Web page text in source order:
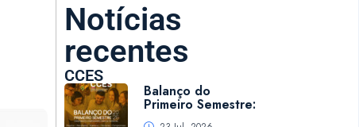
Notícias
recentes
CCES
Balanço do
Primeiro Semestre: